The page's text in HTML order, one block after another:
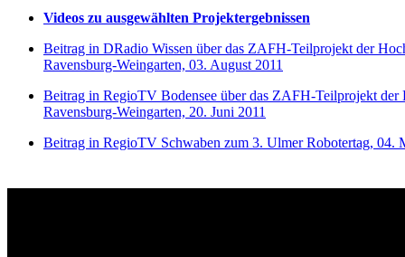
Videos zu ausgewählten Projektergebnissen
Beitrag in DRadio Wissen über das ZAFH-Teilprojekt der
Ravensburg-Weingarten, 03. August 2011
Beitrag in RegioTV Bodensee über das ZAFH-Teilprojekt der
Ravensburg-Weingarten, 20. Juni 2011
Beitrag in RegioTV Schwaben zum 3. Ulmer Robotertag, 04.